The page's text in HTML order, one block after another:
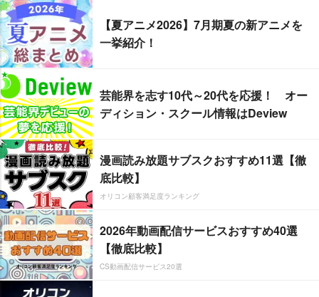
【夏アニメ2026】7月期夏の新アニメを
一挙紹介！
芸能界を志す10代～20代を応援！ オー
ディション・スクール情報はDeview
漫画読み放題サブスクおすすめ11選【徹
底比較】
オリコン顧客満足度ランキング
2026年動画配信サービスおすすめ40選
【徹底比較】
CS動画配信サービス20選